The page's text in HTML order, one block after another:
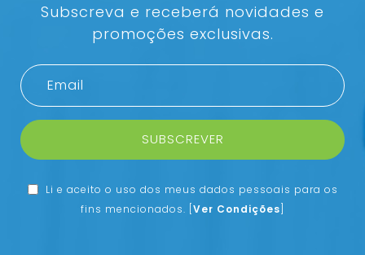
Subscreva e receberá novidades e
promoções exclusivas.
SUBSCREVER
Li e aceito o uso dos meus dados pessoais para os
fins mencionados. Ver Condições